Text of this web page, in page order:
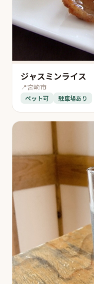
ジャスミンライス
📍宮崎市
ペット可 駐車場あり